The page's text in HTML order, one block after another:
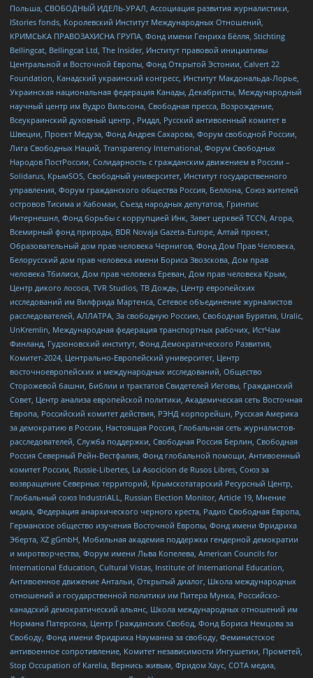
Польша, СВОБОДНЫЙ ИДЕЛЬ-УРАЛ, Ассоциация развития журналистики,
IStories fonds, Королевский Институт Международных Отношений,
КРИМСЬКА ПРАВОЗАХИСНА ГРУПА, Фонд имени Генриха Бёлля, Stichting
Bellingcat, Bellingcat Ltd, The Insider, Институт правовой инициативы
Центральной и Восточной Европы, Фонд Открытой Эстонии, Calvert 22
Foundation, Канадский украинский конгресс, Институт Макдональда-Лорье,
Украинская национальная федерация Канады, Декабристы, Международный
научный центр им Вудро Вильсона, Свободная пресса, Возрождение,
Всеукраинский духовный центр , Риддл, Русский антивоенный комитет в
Швеции, Проект Медуза, Фонд Андрея Сахарова, Форум свободной России,
Лига Свободных Наций, Transparеncy International, Форум Свободных
Народов ПостРоссии, Солидарность с гражданским движением в России –
Solidarus, КрымSOS, Свободный университет, Институт государственного
управления, Форум гражданского общества Россия, Беллона, Союз жителей
островов Тисима и Хабомаи, Съезд народных депутатов, Гринпис
Интернешнл, Фонд борьбы с коррупцией Инк, Завет церквей TCCN, Агора,
Всемирный фонд природы, BDR Novaja Gazeta-Europe, Алтай проект,
Образовательный дом прав человека Чернигов, Фонд Дом Прав Человека,
Белорусский дом прав человека имени Бориса Звозскова, Дом прав
человека Тбилиси, Дом прав человека Ереван, Дом прав человека Крым,
Центр дикого лосося, TVR Studios, ТВ Дождь, Центр европейских
исследований им Вилфрида Мартенса, Сетевое объединение журналистов
расследователей, АЛЛАТРА, За свободную Россию, Свободная Бурятия, Uralic,
UnKremlin, Международная федерация транспортных рабочих, ИстЧам
Финланд, Гудзоновский институт, Фонд Демократического Развития,
Комитет-2024, Центрально-Европейский университет, Центр
восточноевропейских и международных исследований, Общество
Сторожевой башни, Библии и трактатов Свидетелей Иеговы, Гражданский
Совет, Центр анализа европейской политики, Академическая сеть Восточная
Европа, Российский комитет действия, РЭНД корпорейшн, Русская Америка
за демократию в России, Настоящая Россия, Глобальная сеть журналистов-
расследователей, Служба поддержки, Свободная Россия Берлин, Свободная
Россия Северный Рейн-Вестфалия, Фонд глобальной помощи, Антивоенный
комитет России, Russie-Libertes, La Asocicion de Rusos Libres, Союз за
возвращение Северных территорий, Крымскотатарский Ресурсный Центр,
Глобальный союз IndustriALL, Russian Election Monitor, Article 19, Мнение
медиа, Федерация анархического черного креста, Радио Свободная Европа,
Германское общество изучения Восточной Европы, Фонд имени Фридриха
Эберта, XZ gGmbH, Мобильная академия поддержки гендерной демократии
и миротворчества, Форум имени Льва Копелева, American Councils for
International Education, Cultural Vistas, Institute of International Education,
Антивоенное движение Антальи, Открытый диалог, Школа международных
отношений и государственной политики им Питера Мунка, Российско-
канадский демократический альянс, Школа международных отношений им
Нормана Патерсона, Центр Гражданских Свобод, Фонд Бориса Немцова за
Свободу, Фонд имени Фридриха Науманна за свободу, Феминистское
антивоенное сопротивление, Комитет независимости Ингушетии, Прометей,
Stop Occupation of Karelia, Вернись живым, Фридом Хаус, СОТА медиа,